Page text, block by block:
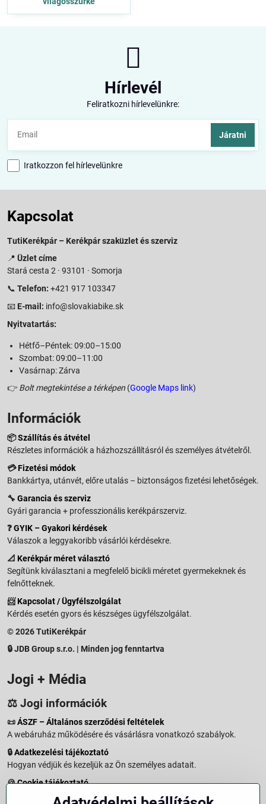
Hírlevél
Feliratkozni hírlevelünkre:
Járatni
Iratkozzon fel hírlevelünkre
Kapcsolat
TutiKerékpár – Kerékpár szaküzlet és szerviz
📍 Üzlet címe
Stará cesta 2 · 93101 · Somorja
📞 Telefon: +421 917 103347
📧 E-mail: info@slovakiabike.sk
Nyitvatartás:
Hétfő–Péntek: 09:00–15:00
Szombat: 09:00–11:00
Vasárnap: Zárva
👉 Bolt megtekintése a térképen (Google Maps link)
Információk
📦Szállítás és átvétel
Részletes információk a házhozszállításról és személyes átvételről.
💳Fizetési módok
Bankkártya, utánvét, előre utalás – biztonságos fizetési lehetőségek.
🔧 Garancia és szerviz
Gyári garancia + professzionális kerékpárszerviz.
❓GYIK – Gyakori kérdések
Válaszok a leggyakoribb vásárlói kérdésekre.
📐 Kerékpár méret választó
Segítünk kiválasztani a megfelelő bicikli méretet gyermekeknek és
felnőtteknek.
📨Kapcsolat / Ügyfélszolgálat
Kérdés esetén gyors és készséges ügyfélszolgálat.
© 2026 TutiKerékpár
🔒 JDB Group s.r.o. | Minden jog fenntartva
Jogi + Média
⚖️ Jogi információk
📜ÁSZF – Általános szerződési feltételek
A webáruház működésére és vásárlásra vonatkozó szabályok.
🔒Adatkezelési tájékoztató
Hogyan védjük és kezeljük az Ön személyes adatait.
🍪Cookie tájékoztató
A weboldalon használt sütikről és adatkezelésről.